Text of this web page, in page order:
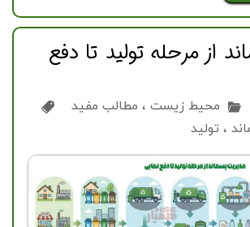
از مرحله تولید تا دفع
محیط زیست ، مطالب مفید
،تولید